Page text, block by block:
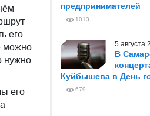
его
можно
нужно
его
предпринимателей
1013
5 августа
В
Куйбышева в День
679